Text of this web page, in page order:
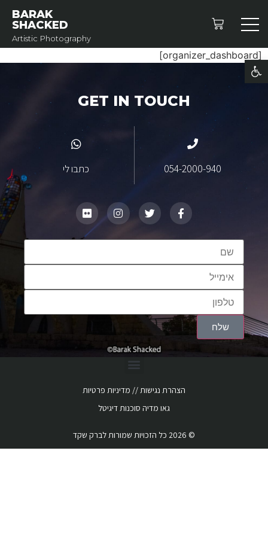
BARAK
SHACKED
Artistic Photography
[organizer_dashboard]
GET IN TOUCH
054-2000-940 כתבו לי
שלח
הצהרת נגישות‏ // מדיניות פרטיות
גאו מדיה סוכנות דיגיטל
© 2026 כל הזכויות שמורות לברק שקד
פתח סרגל נגישות